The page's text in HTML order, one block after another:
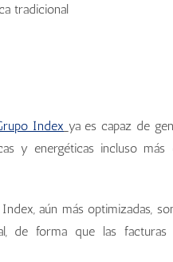
tradicional
Index ya es capaz de
y energéticas incluso más
aún más optimizadas,
de forma que las